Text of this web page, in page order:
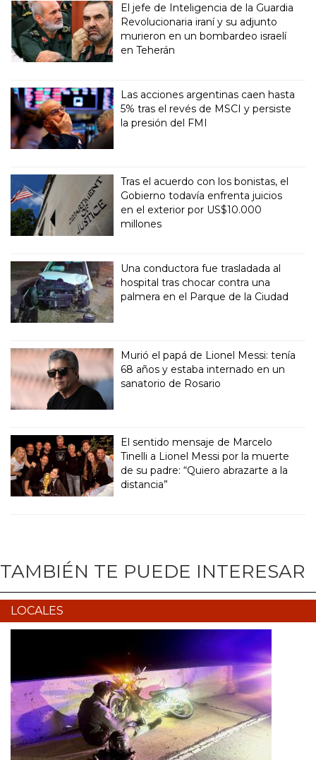
El jefe de Inteligencia de la Guardia
Revolucionaria iraní y su adjunto
murieron en un bombardeo israelí
en Teherán
Las acciones argentinas caen hasta
5% tras el revés de MSCI y persiste
la presión del FMI
Tras el acuerdo con los bonistas, el
Gobierno todavía enfrenta juicios
en el exterior por US$10.000
millones
Una conductora fue trasladada al
hospital tras chocar contra una
palmera en el Parque de la Ciudad
Murió el papá de Lionel Messi: tenía
68 años y estaba internado en un
sanatorio de Rosario
El sentido mensaje de Marcelo
Tinelli a Lionel Messi por la muerte
de su padre: “Quiero abrazarte a la
distancia”
TAMBIÉN TE PUEDE INTERESAR
LOCALES